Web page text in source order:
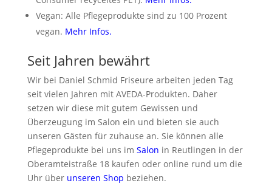
Vegan: Alle Pflegeprodukte sind zu 100 Prozent
vegan. Mehr Infos.
Seit Jahren bewährt
Wir bei Daniel Schmid Friseure arbeiten jeden Tag
seit vielen Jahren mit AVEDA-Produkten. Daher
setzen wir diese mit gutem Gewissen und
Überzeugung im Salon ein und bieten sie auch
unseren Gästen für zuhause an. Sie können alle
Pflegeprodukte bei uns im Salon in Reutlingen in der
Oberamteistraße 18 kaufen oder online rund um die
Uhr über unseren Shop beziehen.